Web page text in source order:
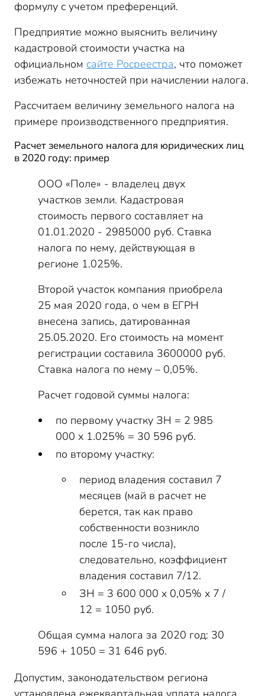
формулу с учетом преференций.
Предприятие можно выяснить величину
кадастровой стоимости участка на
официальном сайте Росреестра, что поможет
избежать неточностей при начислении налога.
Рассчитаем величину земельного налога на
примере производственного предприятия.
Расчет земельного налога для юридических лиц
в 2020 году: пример
ООО «Поле» - владелец двух
участков земли. Кадастровая
стоимость первого составляет на
01.01.2020 - 2985000 руб. Ставка
налога по нему, действующая в
регионе 1.025%.
Второй участок компания приобрела
25 мая 2020 года, о чем в ЕГРН
внесена запись, датированная
25.05.2020. Его стоимость на момент
регистрации составила 3600000 руб.
Ставка налога по нему – 0,05%.
Расчет годовой суммы налога:
по первому участку ЗН = 2 985
000 х 1.025% = 30 596 руб.
по второму участку:
период владения составил 7
месяцев (май в расчет не
берется, так как право
собственности возникло
после 15-го числа),
следовательно, коэффициент
владения составил 7/12.
ЗН = 3 600 000 х 0,05% х 7 /
12 = 1050 руб.
Общая сумма налога за 2020 год: 30
596 + 1050 = 31 646 руб.
Допустим, законодательством региона